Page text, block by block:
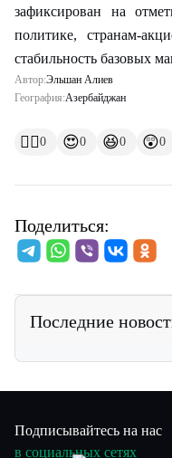
зафиксирован на
политике, странам-
стабильность базовых
Автор:Эльшан Алиев
География:Азербайджан
👍🏻0 😍0 😆0 😲0
Поделиться:
Последние
Подписывайтесь на нас
в социальных сетях